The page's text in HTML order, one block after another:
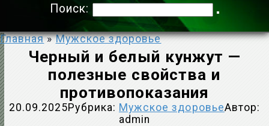
Поиск:
Главная » Мужское здоровье
Черный и белый кунжут —
полезные свойства и
противопоказания
20.09.2025Рубрика: Мужское здоровьеАвтор:
admin